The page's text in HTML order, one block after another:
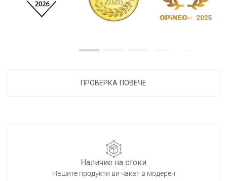
ПРОВЕРКА ПОВЕЧЕ
Наличие на стоки
Нашите продукти ви чакат в модерен